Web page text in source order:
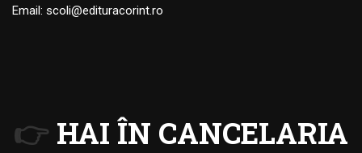
Email: scoli@edituracorint.ro
👉 HAI ÎN CANCELARIA